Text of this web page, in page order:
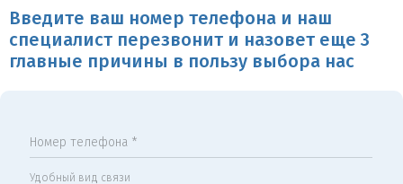
Введите ваш номер телефона и наш
специалист перезвонит и назовет еще 3
главные причины в пользу выбора нас
Номер телефона *
Удобный вид связи